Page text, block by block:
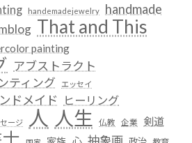
handemadejewelry handmade
That and This
painting
アブストラクト
ティング
エッセイ
ドメイド ヒーリング
ージ 人 人生 仏教 企業 剣道